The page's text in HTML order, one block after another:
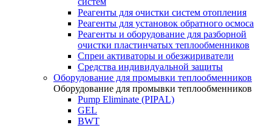
Реагенты для очистки систем отопления
Реагенты для установок обратного осмоса
Реагенты и оборудование для разборной
очистки пластинчатых теплообменников
Спреи активаторы и обезжириватели
Средства индивидуальной защиты
Оборудование для промывки теплообменников
Оборудование для промывки теплообменников
Pump Eliminate (PIPAL)
GEL
BWT